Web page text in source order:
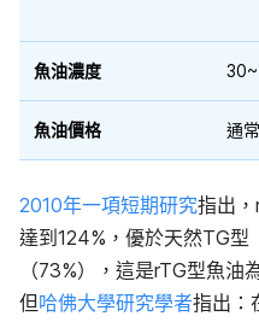
魚油濃度
魚油價格 通
2010年一項短期研究指出
達到124%，優於天然TG型
（73%），這是rTG型魚油
但哈佛大學研究學者指出：